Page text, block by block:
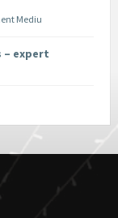
Mediu
– expert